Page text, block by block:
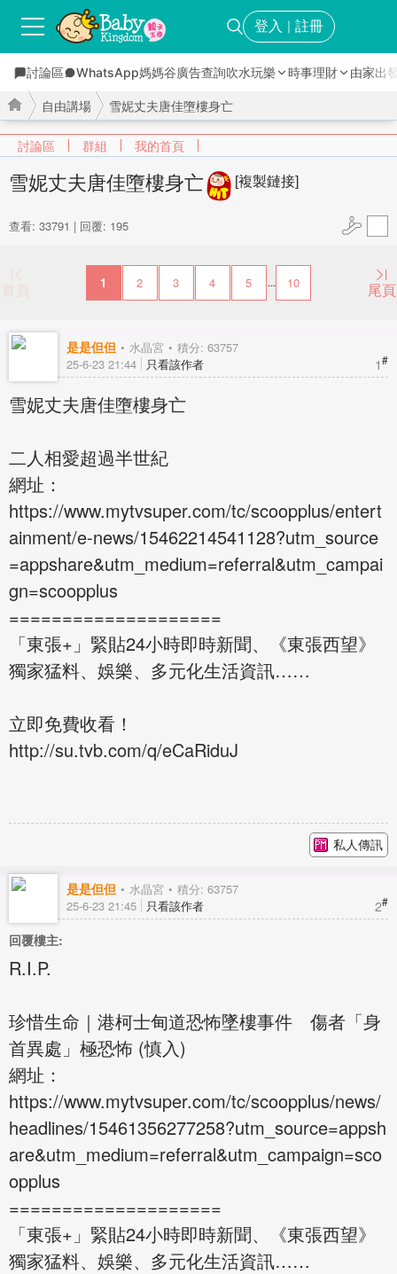
登入 ｜ 註冊
討論區 WhatsApp媽媽谷廣告查詢吹水玩樂 時事理財 由家出
討論區 群組 我的首頁
自由講場 雪妮丈夫唐佳墮樓身亡
查看: 33791 | 回覆: 195
雪妮丈夫唐佳墮樓身亡 [複製鏈接]
首頁 1 2 3 4 5 ... 10 尾頁
是是但但 水晶宮 積分: 63757
1#
25-6-23 21:44 只看該作者
雪妮丈夫唐佳墮樓身亡
二人相愛超過半世紀
網址：
https://www.mytvsuper.com/tc/scoopplus/entert
ainment/e-news/15462214541128?utm_source
=appshare&utm_medium=referral&utm_campai
gn=scoopplus
====================
「東張+」緊貼24小時即時新聞、《東張西望》
獨家猛料、娛樂、多元化生活資訊……
立即免費收看！
http://su.tvb.com/q/eCaRiduJ
私人傳訊
是是但但 水晶宮 積分: 63757
2#
25-6-23 21:45 只看該作者
回覆樓主:
R.I.P.
珍惜生命｜港柯士甸道恐怖墜樓事件 傷者「身
首異處」極恐怖 (慎入)
網址：
https://www.mytvsuper.com/tc/scoopplus/news/
headlines/15461356277258?utm_source=appsh
are&utm_medium=referral&utm_campaign=sco
opplus
====================
「東張+」緊貼24小時即時新聞、《東張西望》
獨家猛料、娛樂、多元化生活資訊……